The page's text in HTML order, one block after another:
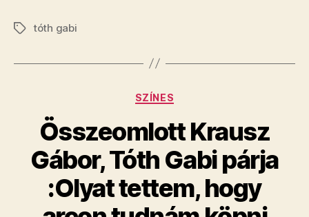
Címkéktóth gabi
Kategóriák
SZÍNES
Összeomlott Krausz
Gábor, Tóth Gabi párja
:Olyat tettem, hogy